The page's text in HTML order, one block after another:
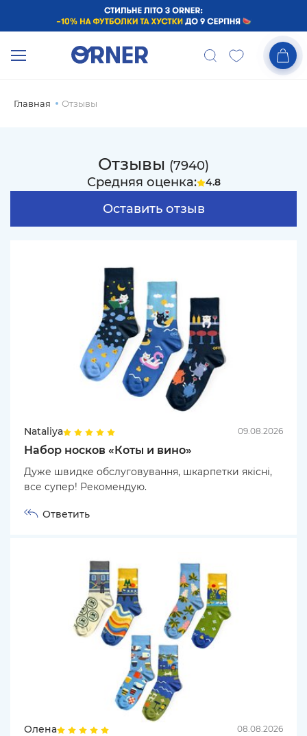
Главная Отзывы
Отзывы (7940)
Средняя оценка:
4.8
Оставить отзыв
Nataliya 09.08.2026
Набор носков «Коты и вино»
Дуже швидке обслуговування, шкарпетки якісні,
все супер! Рекомендую.
Ответить
Олена 08.08.2026